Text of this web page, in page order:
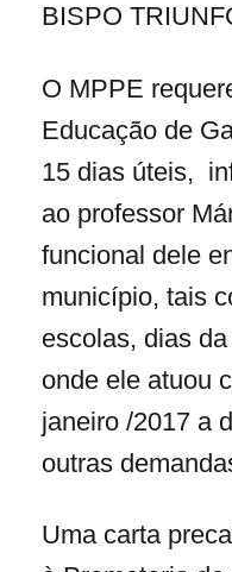
BISPO
O MPPE
Educação de
15 dias úteis,
ao professor
funcional dele
município, tais
escolas, dias
onde ele atuou
janeiro /2017 a
outras
Uma carta